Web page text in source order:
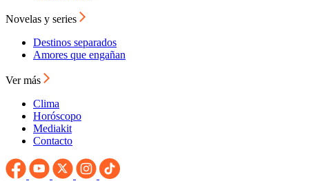
Novelas y series
Destinos separados
Amores que engañan
Ver más
Clima
Horóscopo
Mediakit
Contacto